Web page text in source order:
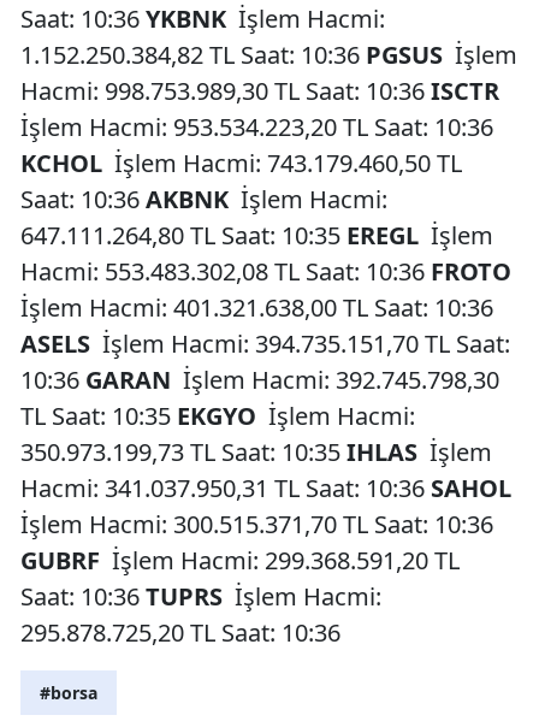
Saat: 10:36YKBNK İşlem Hacmi:
1.152.250.384,82 TL Saat: 10:36 PGSUS İşlem
Hacmi: 998.753.989,30 TL Saat: 10:36ISCTR
İşlem Hacmi: 953.534.223,20 TL Saat: 10:36
KCHOL İşlem Hacmi: 743.179.460,50 TL
Saat: 10:36AKBNK İşlem Hacmi:
647.111.264,80 TL Saat: 10:35 EREGL İşlem
Hacmi: 553.483.302,08 TL Saat: 10:36 FROTO
İşlem Hacmi: 401.321.638,00 TL Saat: 10:36
ASELS İşlem Hacmi: 394.735.151,70 TL Saat:
10:36 GARAN İşlem Hacmi: 392.745.798,30
TL Saat: 10:35 EKGYO İşlem Hacmi:
350.973.199,73 TL Saat: 10:35IHLAS İşlem
Hacmi: 341.037.950,31 TL Saat: 10:36 SAHOL
İşlem Hacmi: 300.515.371,70 TL Saat: 10:36
GUBRF İşlem Hacmi: 299.368.591,20 TL
Saat: 10:36TUPRS İşlem Hacmi:
295.878.725,20 TL Saat: 10:36
#borsa